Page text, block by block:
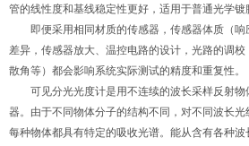
管的线性度和基线稳定性更好，适用于普通光学镀
即便采用相同材质的传感器，传感器体质（响
差异，传感器放大、温控电路的设计，光路的调
散角等）都会影响系统实际测试的精度和重复性。
可见分光光度计是用不连续的波长采样反射物
器。由于不同物体分子的结构不同，对不同波长光
每种物体都具有特定的吸收光谱。能从含有各种